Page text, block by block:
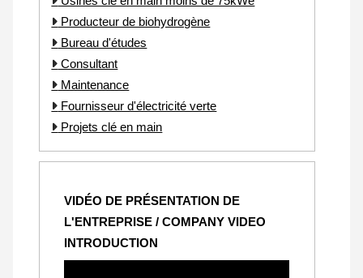
Producteur de biohydrogène
Bureau d'études
Consultant
Maintenance
Fournisseur d'électricité verte
Projets clé en main
VIDÉO DE PRÉSENTATION DE
L'ENTREPRISE / COMPANY VIDEO
INTRODUCTION